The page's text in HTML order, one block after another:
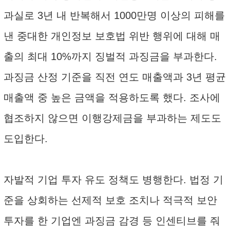
과실로 3년 내 반복해서 1000만명 이상의 피해를
낸 중대한 개인정보 보호법 위반 행위에 대해 매
출의 최대 10%까지 징벌적 과징금을 부과한다.
과징금 산정 기준을 직전 연도 매출액과 3년 평균
매출액 중 높은 금액을 적용하도록 했다. 조사에
협조하지 않으면 이행강제금을 부과하는 제도도
도입한다.
자발적 기업 투자 유도 정책도 병행한다. 법정 기
준을 상회하는 선제적 보호 조치나 적극적 보안
투자를 한 기업엔 과징금 감경 등 인센티브를 줘